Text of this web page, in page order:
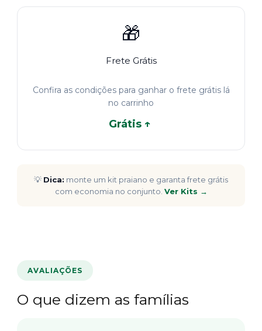
🎁
Frete Grátis
Confira as condições para ganhar o frete grátis lá
no carrinho
Grátis ↑
💡 Dica: monte um kit praiano e garanta frete grátis
com economia no conjunto. Ver Kits →
AVALIAÇÕES
O que dizem as famílias